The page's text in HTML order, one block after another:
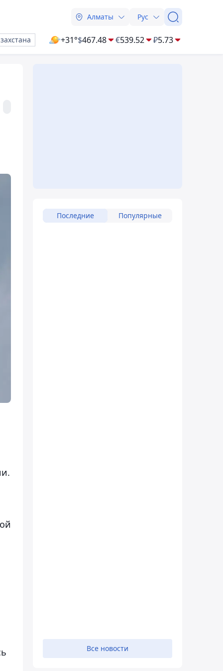
Алматы Рус
+31°$467.48 €539.52 ₽5.73
Последние Популярные
Все новости